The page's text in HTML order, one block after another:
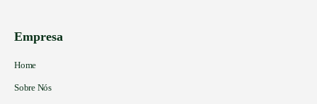
Empresa
Home
Sobre Nós